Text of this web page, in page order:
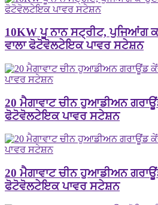
10KW ਪੂ ਨਾਨ ਸਟ੍ਰੀਟ, ਪੁਜਿਆਂਗ
ਵਾਲਾ ਫੋਟੋਵੋਲਟੇਇਕ ਪਾਵਰ ਸਟੇਸ਼ਨ
20 ਮੈਗਾਵਾਟ ਚੀਨ ਹੁਆਡੀਅਨ
ਫੋਟੋਵੋਲਟੇਇਕ ਪਾਵਰ ਸਟੇਸ਼ਨ
20 ਮੈਗਾਵਾਟ ਚੀਨ ਹੁਆਡੀਅਨ
ਫੋਟੋਵੋਲਟੇਇਕ ਪਾਵਰ ਸਟੇਸ਼ਨ